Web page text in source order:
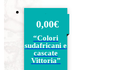
SUD
AFRICA,
“Colori
sudafricani e
cascate
Vittoria”
0,00€